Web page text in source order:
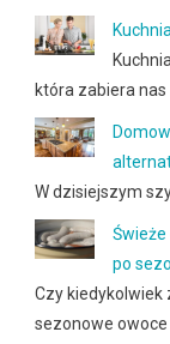
która zabiera nas …
W dzisiejszym
po
Czy kiedykolwiek
sezonowe owoce